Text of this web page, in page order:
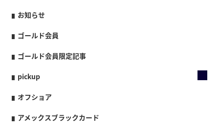
お知らせ
ゴールド会員
ゴールド会員限定記事
pickup
オフショア
アメックスブラックカード